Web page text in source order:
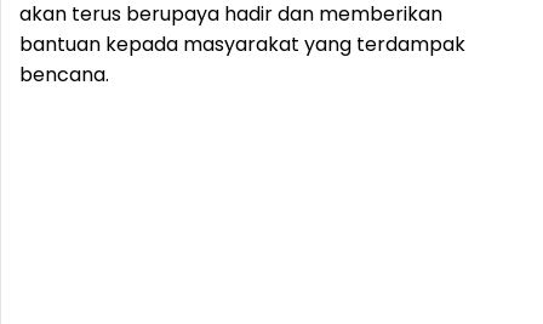
akan terus berupaya hadir dan memberikan
bantuan kepada masyarakat yang terdampak
bencana.